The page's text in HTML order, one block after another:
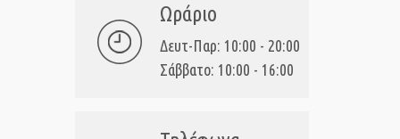
Ωράριο
Δευτ-Παρ: 10:00 - 20:00
Σάββατο: 10:00 - 16:00